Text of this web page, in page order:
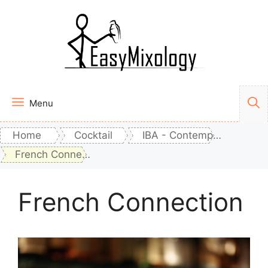
Menu
Home Cocktail
IBA - Contemporary Classics
French Connection
French Connection